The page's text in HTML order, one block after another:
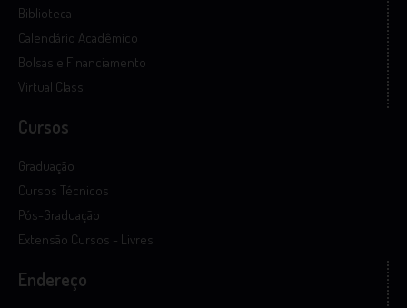
Biblioteca
Calendário Acadêmico
Bolsas e Financiamento
Virtual Class
Cursos
Graduação
Cursos Técnicos
Pós-Graduação
Extensão Cursos - Livres
Endereço